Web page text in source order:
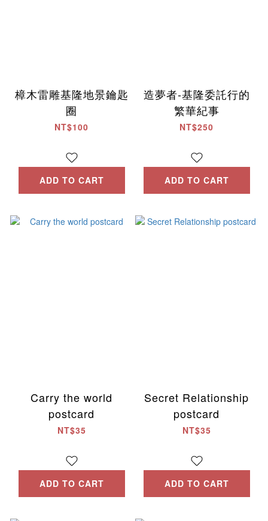
樟木雷雕基隆地景鑰匙
圈
NT$100
ADD TO CART
造夢者-基隆委託行的
繁華紀事
NT$250
ADD TO CART
Carry the world
postcard
NT$35
ADD TO CART
Secret Relationship
postcard
NT$35
ADD TO CART